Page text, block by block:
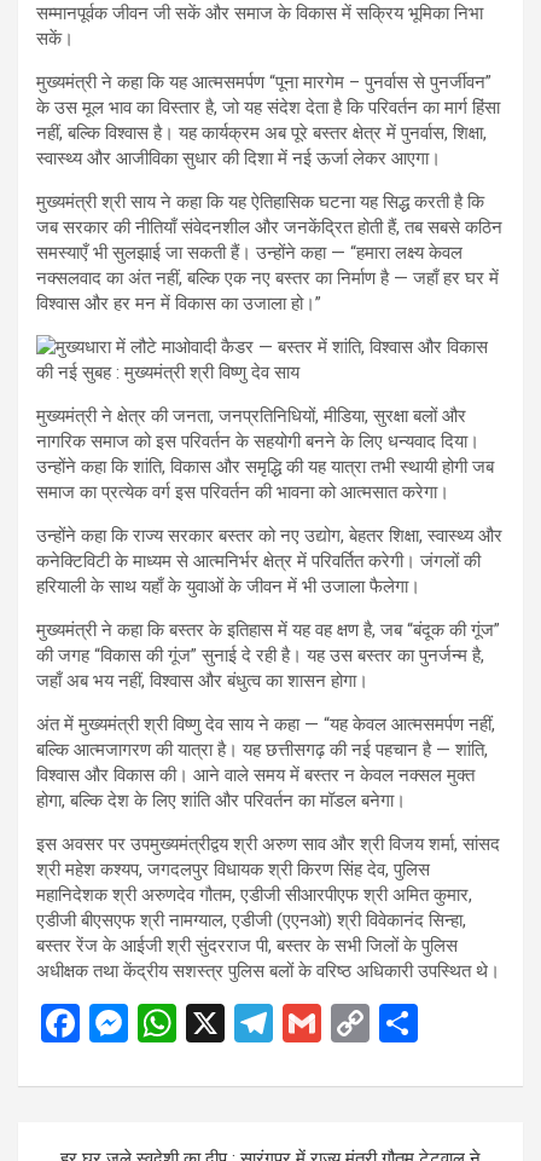
सम्मानपूर्वक जीवन जी सकें और समाज के विकास में सक्रिय भूमिका निभा
सकें।
मुख्यमंत्री ने कहा कि यह आत्मसमर्पण “पूना मारगेम – पुनर्वास से पुनर्जीवन”
के उस मूल भाव का विस्तार है, जो यह संदेश देता है कि परिवर्तन का मार्ग हिंसा
नहीं, बल्कि विश्वास है। यह कार्यक्रम अब पूरे बस्तर क्षेत्र में पुनर्वास, शिक्षा,
स्वास्थ्य और आजीविका सुधार की दिशा में नई ऊर्जा लेकर आएगा।
मुख्यमंत्री श्री साय ने कहा कि यह ऐतिहासिक घटना यह सिद्ध करती है कि
जब सरकार की नीतियाँ संवेदनशील और जनकेंद्रित होती हैं, तब सबसे कठिन
समस्याएँ भी सुलझाई जा सकती हैं। उन्होंने कहा — “हमारा लक्ष्य केवल
नक्सलवाद का अंत नहीं, बल्कि एक नए बस्तर का निर्माण है — जहाँ हर घर में
विश्वास और हर मन में विकास का उजाला हो।”
मुख्यमंत्री ने क्षेत्र की जनता, जनप्रतिनिधियों, मीडिया, सुरक्षा बलों और
नागरिक समाज को इस परिवर्तन के सहयोगी बनने के लिए धन्यवाद दिया।
उन्होंने कहा कि शांति, विकास और समृद्धि की यह यात्रा तभी स्थायी होगी जब
समाज का प्रत्येक वर्ग इस परिवर्तन की भावना को आत्मसात करेगा।
उन्होंने कहा कि राज्य सरकार बस्तर को नए उद्योग, बेहतर शिक्षा, स्वास्थ्य और
कनेक्टिविटी के माध्यम से आत्मनिर्भर क्षेत्र में परिवर्तित करेगी। जंगलों की
हरियाली के साथ यहाँ के युवाओं के जीवन में भी उजाला फैलेगा।
मुख्यमंत्री ने कहा कि बस्तर के इतिहास में यह वह क्षण है, जब “बंदूक की गूंज”
की जगह “विकास की गूंज” सुनाई दे रही है। यह उस बस्तर का पुनर्जन्म है,
जहाँ अब भय नहीं, विश्वास और बंधुत्व का शासन होगा।
अंत में मुख्यमंत्री श्री विष्णु देव साय ने कहा — “यह केवल आत्मसमर्पण नहीं,
बल्कि आत्मजागरण की यात्रा है। यह छत्तीसगढ़ की नई पहचान है — शांति,
विश्वास और विकास की। आने वाले समय में बस्तर न केवल नक्सल मुक्त
होगा, बल्कि देश के लिए शांति और परिवर्तन का मॉडल बनेगा।
इस अवसर पर उपमुख्यमंत्रीद्वय श्री अरुण साव और श्री विजय शर्मा, सांसद
श्री महेश कश्यप, जगदलपुर विधायक श्री किरण सिंह देव, पुलिस
महानिदेशक श्री अरुणदेव गौतम, एडीजी सीआरपीएफ श्री अमित कुमार,
एडीजी बीएसएफ श्री नामग्याल, एडीजी (एएनओ) श्री विवेकानंद सिन्हा,
बस्तर रेंज के आईजी श्री सुंदरराज पी, बस्तर के सभी जिलों के पुलिस
अधीक्षक तथा केंद्रीय सशस्त्र पुलिस बलों के वरिष्ठ अधिकारी उपस्थित थे।
F
ce
M
se
n
W
at
s
X
T
e
gr
G
ail
C
py
Li
ar
e